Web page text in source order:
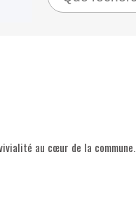
au cœur de la commune.